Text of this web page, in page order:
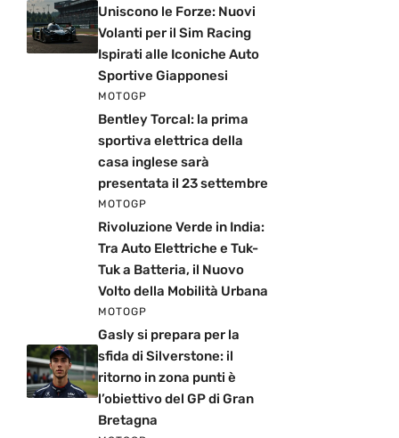
Uniscono le Forze: Nuovi
Volanti per il Sim Racing
Ispirati alle Iconiche Auto
Sportive Giapponesi
MOTOGP
Bentley Torcal: la prima
sportiva elettrica della
casa inglese sarà
presentata il 23 settembre
MOTOGP
Rivoluzione Verde in India:
Tra Auto Elettriche e Tuk-
Tuk a Batteria, il Nuovo
Volto della Mobilità Urbana
MOTOGP
Gasly si prepara per la
sfida di Silverstone: il
ritorno in zona punti è
l’obiettivo del GP di Gran
Bretagna